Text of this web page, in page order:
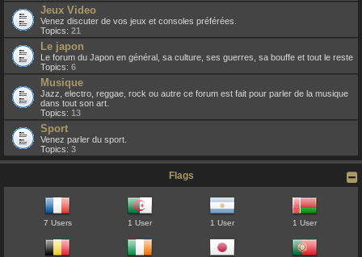
Jeux Video
Venez discuter de vos jeux et consoles préférées.
Topics: 21
Le japon
Le forum du Japon en général, sa culture, ses guerres, sa bouffe et tout le reste
Topics: 6
Musique
Jazz, electro, reggae, rock ou autre ce forum est fait pour parler de la musique
dans tout son art.
Topics: 13
Sport
Venez parler du sport.
Topics: 3
Flags
7 Users 1 User 1 User 1 User